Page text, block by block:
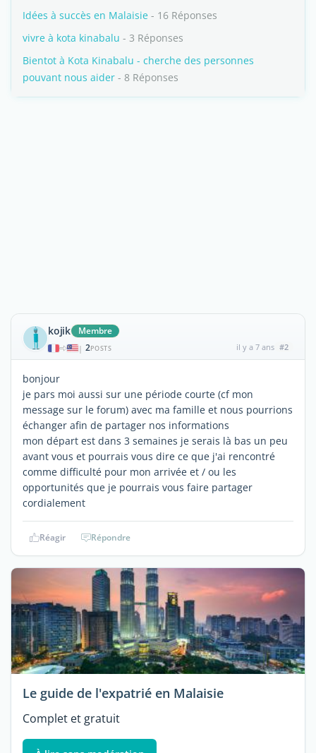
Idées à succès en Malaisie - 16 Réponses
vivre à kota kinabalu - 3 Réponses
Bientot à Kota Kinabalu - cherche des personnes
pouvant nous aider - 8 Réponses
kojik Membre
| 2POSTS il y a 7 ans #2
bonjour
je pars moi aussi sur une période courte (cf mon
message sur le forum) avec ma famille et nous pourrions
échanger afin de partager nos informations
mon départ est dans 3 semaines je serais là bas un peu
avant vous et pourrais vous dire ce que j'ai rencontré
comme difficulté pour mon arrivée et / ou les
opportunités que je pourrais vous faire partager
cordialement
Réagir Répondre
Le guide de l'expatrié en Malaisie
Complet et gratuit